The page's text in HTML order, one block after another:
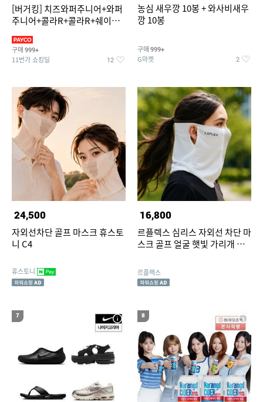
[버거킹] 치즈와퍼주니어+와퍼
주니어+콜라R+콜라R+쉐이킹
구매 999+
11번가 쇼킹딜 12
농심 새우깡 10봉 + 와사비새우
깡 10봉
구매 999+
G마켓 2
24,500
자외선차단 골프 마스크 휴스토
니 C4
휴스토니
16,800
르플렉스 심리스 자외선 차단 마
스크 골프 얼굴 햇빛 가리개 냉
르플렉스
7 8